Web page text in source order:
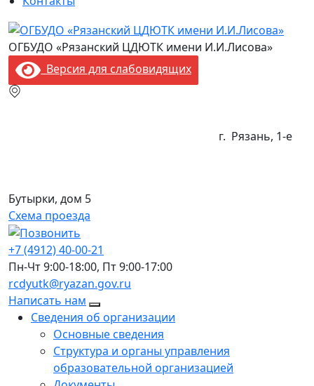
ОГБУДО «Рязанский ЦДЮТК имени И.И.Лисова»
Версия для слабовидящих
г. Рязань, 1-e
Бутырки, дом 5
Схема проезда
+7 (4912) 40-00-21
Пн-Чт9:00-18:00, Пт9:00-17:00
rcdyutk@ryazan.gov.ru
Написать нам
Сведения об организации
Основные сведения
Структура и органы управления
образовательной организацией